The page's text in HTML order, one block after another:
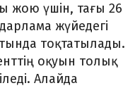
жою үшін, тағы 26
жүйедегі
тоқ­татылады.
оқуын толық
Алайда